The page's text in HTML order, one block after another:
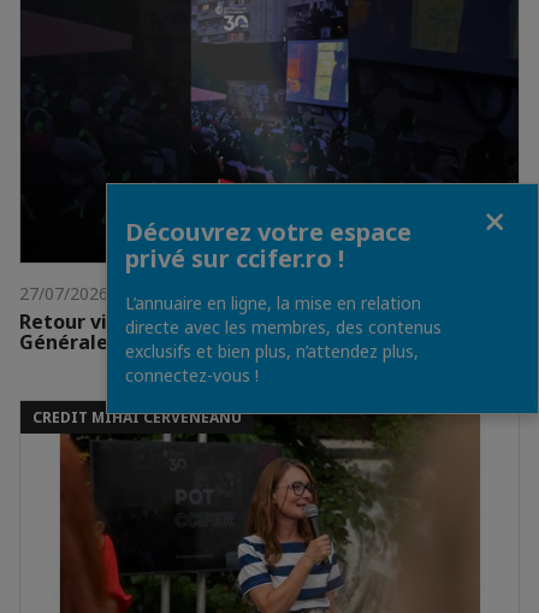
27/07/2026
Retour video: Pot CCIFER - BRD-Groupe Société
Générale
CREDIT MIHAI CERVENEANU
Découvrez votre espace
privé sur ccifer.ro !
L’annuaire en ligne, la mise en relation
directe avec les membres, des contenus
exclusifs et bien plus, n’attendez plus,
connectez-vous !